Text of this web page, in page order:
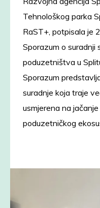
Tehnološkog parka
RaST+, potpisala je
Sporazum o suradnji
poduzetništva u
Sporazum
suradnje koja traje
usmjerena na
poduzetničkog